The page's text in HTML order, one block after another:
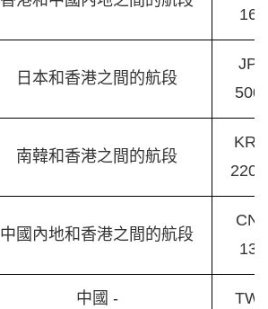
165
日本和香港之間的航段
JPY
南韓和香港之間的航段
中國內地和香港之間的航段
135
中國 -